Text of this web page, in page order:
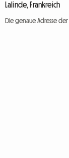
Lalinde, Frankreich
Die genaue Adresse